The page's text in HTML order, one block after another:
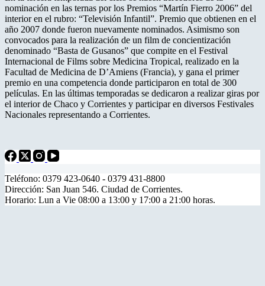
nominación en las ternas por los Premios “Martín Fierro 2006” del
interior en el rubro: “Televisión Infantil”. Premio que obtienen en el
año 2007 donde fueron nuevamente nominados. Asimismo son
convocados para la realización de un film de concientización
denominado “Basta de Gusanos” que compite en el Festival
Internacional de Films sobre Medicina Tropical, realizado en la
Facultad de Medicina de D’Amiens (Francia), y gana el primer
premio en una competencia donde participaron en total de 300
películas. En las últimas temporadas se dedicaron a realizar giras por
el interior de Chaco y Corrientes y participar en diversos Festivales
Nacionales representando a Corrientes.
Teléfono: 0379 423-0640 - 0379 431-8800
Dirección: San Juan 546. Ciudad de Corrientes.
Horario: Lun a Vie 08:00 a 13:00 y 17:00 a 21:00 horas.